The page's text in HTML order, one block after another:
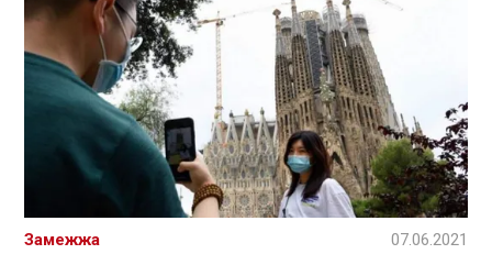
Замежжа 07.06.2021